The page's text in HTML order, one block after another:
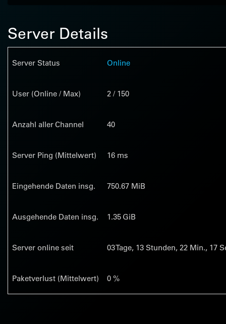
Server Details
Server Status Online
User (Online / Max) 2 / 150
Anzahl aller Channel 40
Server Ping (Mittelwert) 16 ms
Eingehende Daten insg. 750.67 MiB
Ausgehende Daten insg. 1.35 GiB
Server online seit 03Tage, 13 Stunden, 22 Min., 18
Paketverlust (Mittelwert) 0 %